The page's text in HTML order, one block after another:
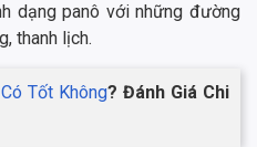
dạng panô với những đường
thanh lịch.
Tốt Không? Đánh Giá Chi